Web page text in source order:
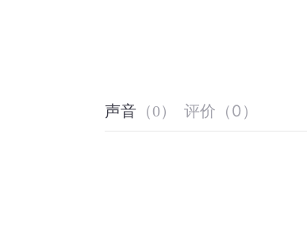
声音 （0） 评价 （0 ）